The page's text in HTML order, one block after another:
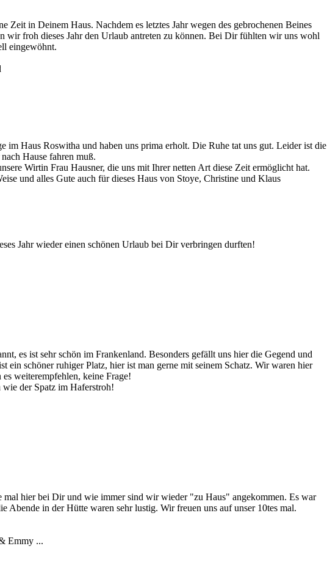
Zeit in Deinem Haus. Nachdem es letztes Jahr wegen des gebrochenen Beines
wir froh dieses Jahr den Urlaub antreten zu können. Bei Dir fühlten wir uns wohl
eingewöhnt.
im Haus Roswitha und haben uns prima erholt. Die Ruhe tat uns gut. Leider ist die
Hause fahren muß.
Wirtin Frau Hausner, die uns mit Ihrer netten Art diese Zeit ermöglicht hat.
und alles Gute auch für dieses Haus von Stoye, Christine und Klaus
Jahr wieder einen schönen Urlaub bei Dir verbringen durften!
es ist sehr schön im Frankenland. Besonders gefällt uns hier die Gegend und
ein schöner ruhiger Platz, hier ist man gerne mit seinem Schatz. Wir waren hier
weiterempfehlen, keine Frage!
der Spatz im Haferstroh!
mal hier bei Dir und wie immer sind wir wieder "zu Haus" angekommen. Es war
Abende in der Hütte waren sehr lustig. Wir freuen uns auf unser 10tes mal.
Emmy ...